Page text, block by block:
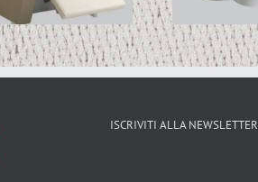
ISCRIVITI ALLA NEWSLETTER